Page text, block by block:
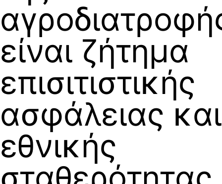
είναι ζήτημα
επισιτιστικής
ασφάλειας και
εθνικής